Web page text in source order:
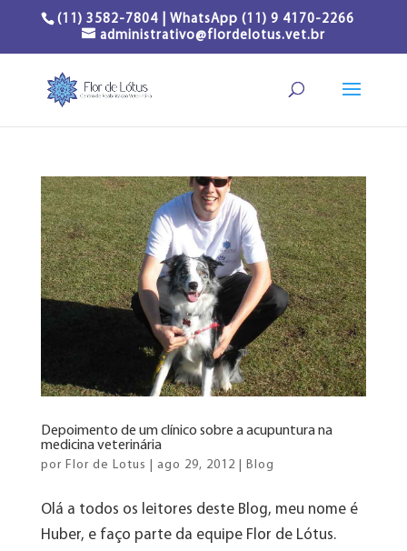
(11) 3582-7804 | WhatsApp (11) 9 4170-2266
administrativo@flordelotus.vet.br
Depoimento de um clínico sobre a acupuntura na
medicina veterinária
por Flor de Lotus ago 29, 2012 Blog
Olá a todos os leitores deste Blog, meu nome é
Huber, e faço parte da equipe Flor de Lótus.